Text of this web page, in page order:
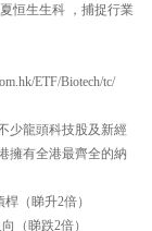
恒生生科 ，捕捉行業
ETF/Biotech/tc/
少龍頭科技股及新經
擁有全港最齊全的納
（睇升2倍）
（睇跌2倍）